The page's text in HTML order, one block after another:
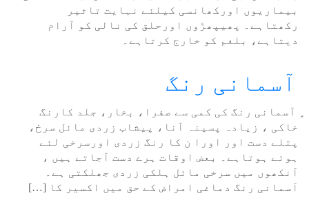
بیماریوں اورکھانسی کیلئے نہایت تاثیر
رکھتاہے۔ پھیپھڑوں اورحلق کی نالی کو آرام
دیتاہے، بلغم کو خارج کرتاہے۔
آسمانی رنگ
ٍ آسمانی رنگ کی کمی سے صفرا، بخار، جلد کارنگ
خاکی ، زیادہ پسینہ آنا، پیشاب زردی مائل سرخ،
پتلے دست اور اورا ن کا رنگ زردی اورسرخی لئے
ہوئے ہوتاہے۔ بعض اوقات ہرے دست آجاتے ہیں ،
آنکھوں میں سرخی مائل ہلکی زردی جھلکتی ہے۔
آسمانی رنگ دماغی امراض کے حق میں اکسیر کا […]